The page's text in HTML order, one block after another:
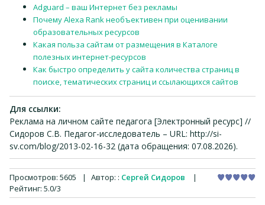
Adguard – ваш Интернет без рекламы
Почему Alexa Rank необъективен при оценивании
образовательных ресурсов
Какая польза сайтам от размещения в Каталоге
полезных интернет-ресурсов
Как быстро определить у сайта количества страниц в
поиске, тематических страниц и ссылающихся сайтов
Для ссылки:
Реклама на личном сайте педагога [Электронный ресурс] //
Сидоров С.В. Педагог-исследователь – URL: http://si-
sv.com/blog/2013-02-16-32 (дата обращения: 07.08.2026).
Просмотров: 5605 | Автор: : Сергей Сидоров
|
Рейтинг: 5.0/3